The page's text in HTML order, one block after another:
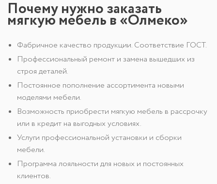
Почему нужно заказать
мягкую мебель в «Олмеко»
Фабричное качество продукции. Соответствие ГОСТ.
Профессиональный ремонт и замена вышедших из
строя деталей.
Постоянное пополнение ассортимента новыми
моделями мебели.
Возможность приобрести мягкую мебель в рассрочку
или в кредит на выгодных условиях.
Услуги профессиональной установки и сборки
мебели.
Программа лояльности для новых и постоянных
клиентов.